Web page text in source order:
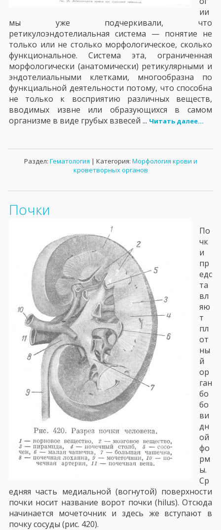
ии
мы уже подчеркивали, что
ретикулоэндотелиальная система — понятие не
только или не столько морфологическое, сколько
функциональное. Система эта, ограниченная
морфологически (анатомически) ретикулярными и
эндотелиальными клетками, многообразна по
функциальной деятельности потому, что способна
не только к восприятию различных веществ,
вводимых извне или образующихся в самом
организме в виде грубых взвесей ... Читать далее...
Раздел: Гематология | Категория: Морфология крови и
кроветворных органов
Почки
По
чк
и
пр
едс
та
вл
яю
т
пл
от
ны
й
ор
ган
бо
бо
ви
дн
ой
фо
рм
ы.
Ср
едняя часть медиальной (вогнутой) поверхности
почки носит название ворот почки (hilus). Отсюда
начинается мочеточник и здесь же вступают в
почку сосуды (рис. 420).